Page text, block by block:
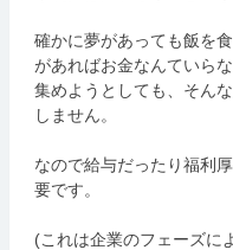
確かに夢があっても飯を
があればお金なんていら
集めようとしても、そん
しません。
なので給与だったり福利
要です。
(これは企業のフェーズに